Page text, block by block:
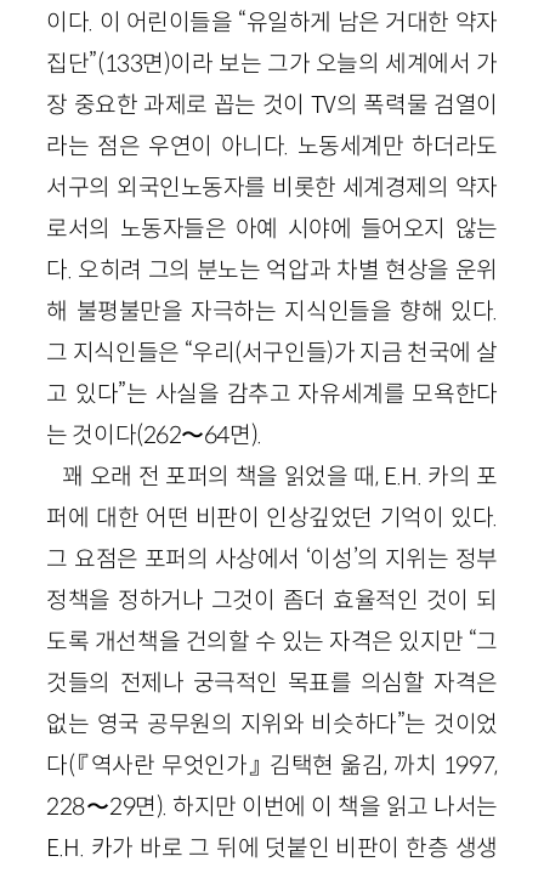
이다. 이 어린이들을 “유일하게 남은 거대한 약자
집단”(133면)이라 보는 그가 오늘의 세계에서 가
장 중요한 과제로 꼽는 것이 TV의 폭력물 검열이
라는 점은 우연이 아니다. 노동세계만 하더라도
서구의 외국인노동자를 비롯한 세계경제의 약자
로서의 노동자들은 아예 시야에 들어오지 않는
다. 오히려 그의 분노는 억압과 차별 현상을 운위
해 불평불만을 자극하는 지식인들을 향해 있다.
그 지식인들은 “우리(서구인들)가 지금 천국에 살
고 있다”는 사실을 감추고 자유세계를 모욕한다
는 것이다(262〜64면).
꽤 오래 전 포퍼의 책을 읽었을 때, E.H. 카의 포
퍼에 대한 어떤 비판이 인상깊었던 기억이 있다.
그 요점은 포퍼의 사상에서 ‘이성’의 지위는 정부
정책을 정하거나 그것이 좀더 효율적인 것이 되
도록 개선책을 건의할 수 있는 자격은 있지만 “그
것들의 전제나 궁극적인 목표를 의심할 자격은
없는 영국 공무원의 지위와 비슷하다”는 것이었
다(『역사란 무엇인가』 김택현 옮김, 까치 1997,
228〜29면). 하지만 이번에 이 책을 읽고 나서는
E.H. 카가 바로 그 뒤에 덧붙인 비판이 한층 생생